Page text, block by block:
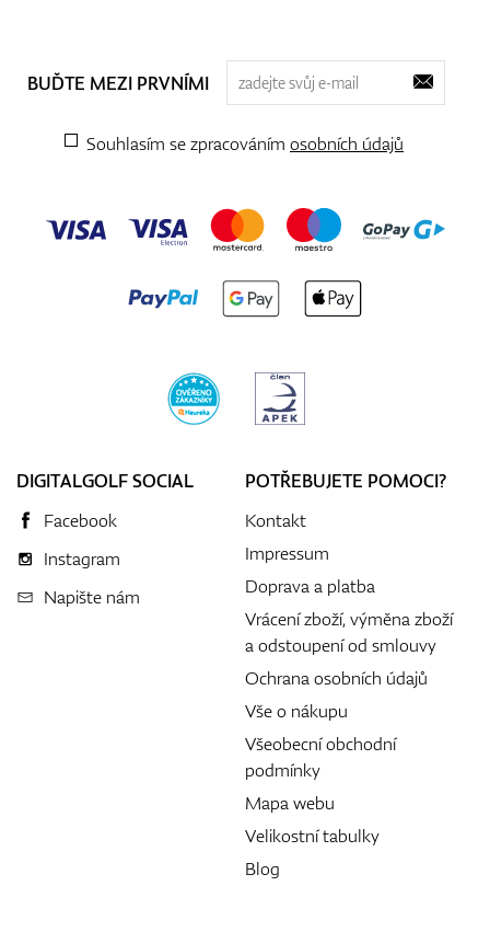
BUĎTE MEZI PRVNÍMI
Souhlasím se zpracováním osobních údajů
DIGITALGOLF SOCIAL
Facebook
Instagram
Napište nám
POTŘEBUJETE POMOCI?
Kontakt
Impressum
Doprava a platba
Vrácení zboží, výměna zboží
a odstoupení od smlouvy
Ochrana osobních údajů
Vše o nákupu
Všeobecní obchodní
podmínky
Mapa webu
Velikostní tabulky
Blog